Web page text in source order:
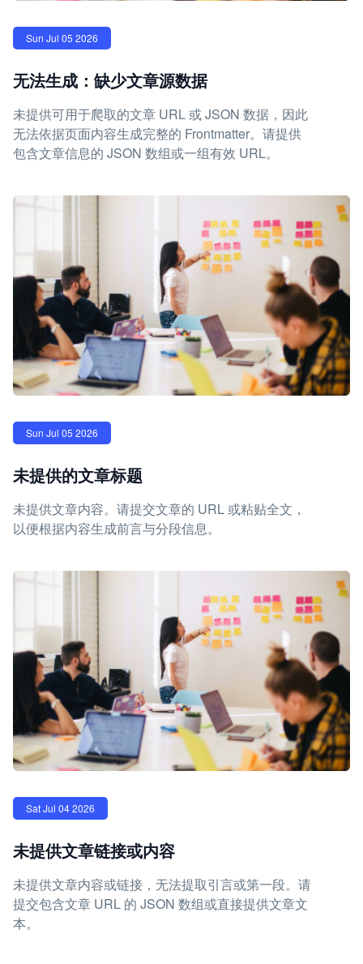
Sun Jul 05 2026
无法生成：缺少文章源数据
未提供可用于爬取的文章 URL 或 JSON 数据，因此
无法依据页面内容生成完整的 Frontmatter。请提供
包含文章信息的 JSON 数组或一组有效 URL。
Sun Jul 05 2026
未提供的文章标题
未提供文章内容。请提交文章的 URL 或粘贴全文，
以便根据内容生成前言与分段信息。
Sat Jul 04 2026
未提供文章链接或内容
未提供文章内容或链接，无法提取引言或第一段。请
提交包含文章 URL 的 JSON 数组或直接提供文章文
本。